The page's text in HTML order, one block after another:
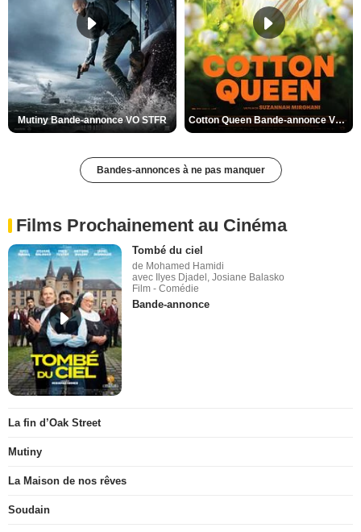
Mutiny Bande-annonce VO STFR Cotton Queen Bande-annonce VO STFR
Bandes-annonces à ne pas manquer
Films Prochainement au Cinéma
Tombé du ciel
de Mohamed Hamidi
avec Ilyes Djadel, Josiane Balasko
Film - Comédie
Bande-annonce
La fin d’Oak Street
Mutiny
La Maison de nos rêves
Soudain